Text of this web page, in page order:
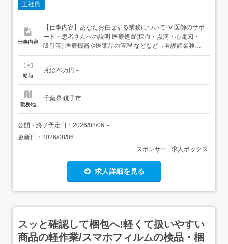
正社員
仕事内容
【仕事内容】あなたお任せする業務について! V 医師のサポ
ート・患者さんへの説明 医療処置(採血・点滴・心電図・
吸引等) 医療機器や医薬品の管理 などなど→看護師業務全
般をお任せいたします!<皆様の転職活動を成功に導きます>
ない条件を教えて下さい!人間関係、休みの取りやすさ、給
給与
月給20万円～
勤務地
千葉県 銚子市
公開・終了予定日： 2026/08/06 ～
更新日： 2026/08/06
スポンサー : 求人ボックス
求人詳細を見る
スッと確認して梱包へ!軽くて扱いやすい
商品の軽作業/スマホフィルムの検品・梱